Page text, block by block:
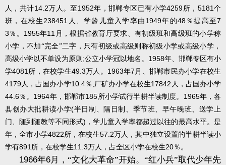
人，共计14.2万人。至 1952年，邯郸专区已有小学4259所， 5181个
班，在校生238451 人、学龄儿童入学率由 1949年的48％提高至 7
3 ％。 1955年11 月，根据省教育厅要求、有初级班和高级班的小学称
小学，不加“完全”二字，只有初级或高级则称初级小学或高级小学，
高级小学以不单设为原则 ;公立小学冠以地名。 1958年、邯郸专区有小
学4081 所，在校学生49.3万人。 1963年7 月、邯郸市民办小学在校生
4179人，占国办小学10.4％ ;厂矿办小学在校生17842 人，占国办小学
44.6％。 1964年，邯郸市185所小学试行半耕半读制度。 1965年，各
县创办大批耕读小学(半日制、隔日制、季节班、早午晚班、送学上
门、随到随教等不同形式) ，学儿童入学率都超过以往的最高水平。是
年，全市小学4822所，在校生57.2万人，其中独立设置的半耕半读小
学有891 所，在校学生11.3万人，占全区小学在校生20％。
1966年6月，“文化大革命”开始。“红小兵”取代少年先